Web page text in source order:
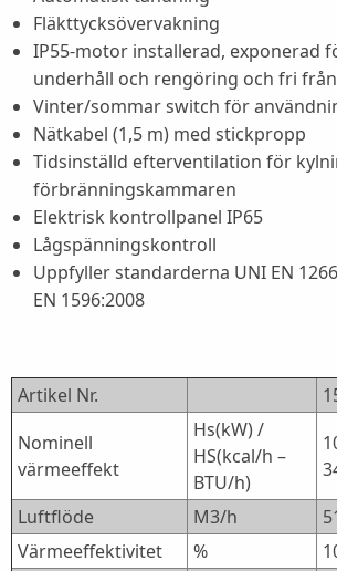
Fläkttycksövervakning
IP55-motor installerad, exponerad
underhåll och rengöring och fri
Vinter/sommar switch för
Nätkabel (1,5 m) med stickpropp
Tidsinställd efterventilation för
förbränningskammaren
Elektrisk kontrollpanel IP65
Lågspänningskontroll
Uppfyller standarderna UNI EN
EN 1596:2008
Artikel Nr.
Nominell
värmeeffekt
Hs(kW) /
HS(kcal/h –
BTU/h)
Luftflöde
M3/h
Värmeeffektivitet
%